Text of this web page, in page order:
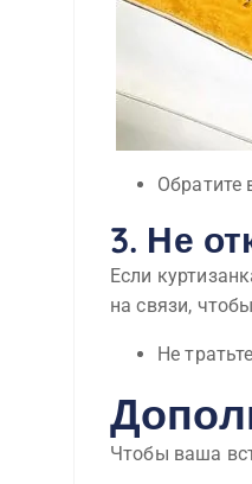
Обратите
3. Не
Если
на связи,
Не
Чтобы ваша